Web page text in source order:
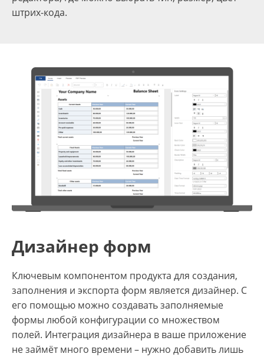
штрих-кода.
Дизайнер форм
Ключевым компонентом продукта для создания,
заполнения и экспорта форм является дизайнер. С
его помощью можно создавать заполняемые
формы любой конфигурации со множеством
полей. Интеграция дизайнера в ваше приложение
не займёт много времени – нужно добавить лишь